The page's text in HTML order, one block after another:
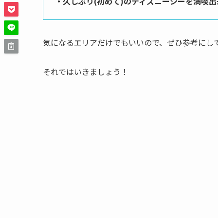
気になるエリアだけでもいいので、ぜひ参考にし
それではいきましょう！